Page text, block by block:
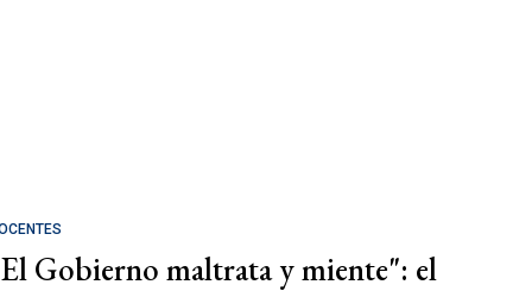
Gobierno maltrata y miente": el